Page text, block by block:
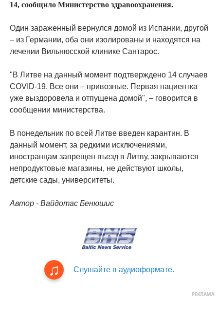
14, сообщило Министерство здравоохранения.
Один зараженный вернулся домой из Испании, другой
– из Германии, оба они изолированы и находятся на
лечении Вильнюсской клинике Сантарос.
"В Литве на данный момент подтверждено 14 случаев
COVID-19. Все они – привозные. Первая пациентка
уже выздоровела и отпущена домой", – говорится в
сообщении министерства.
В понедельник по всей Литве введен карантин. В
данный момент, за редкими исключениями,
иностранцам запрещен въезд в Литву, закрываются
непродуктовые магазины, не действуют школы,
детские сады, университеты.
Автор - Вайдотас Бенюшис
Слушайте в аудиоформате.